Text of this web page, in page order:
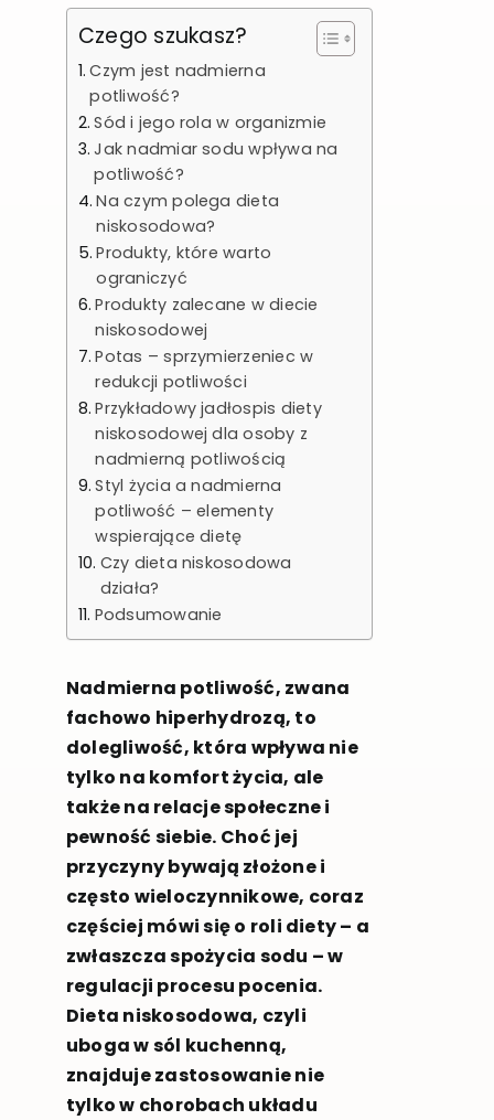
Czego szukasz?
Czym jest nadmierna
potliwość?
Sód i jego rola w organizmie
Jak nadmiar sodu wpływa na
potliwość?
Na czym polega dieta
niskosodowa?
Produkty, które warto
ograniczyć
Produkty zalecane w diecie
niskosodowej
Potas – sprzymierzeniec w
redukcji potliwości
Przykładowy jadłospis diety
niskosodowej dla osoby z
nadmierną potliwością
Styl życia a nadmierna
potliwość – elementy
wspierające dietę
Czy dieta niskosodowa
działa?
Podsumowanie
Nadmierna potliwość, zwana
fachowo hiperhydrozą, to
dolegliwość, która wpływa nie
tylko na komfort życia, ale
także na relacje społeczne i
pewność siebie. Choć jej
przyczyny bywają złożone i
często wieloczynnikowe, coraz
częściej mówi się o roli diety – a
zwłaszcza spożycia sodu – w
regulacji procesu pocenia.
Dieta niskosodowa, czyli
uboga w sól kuchenną,
znajduje zastosowanie nie
tylko w chorobach układu